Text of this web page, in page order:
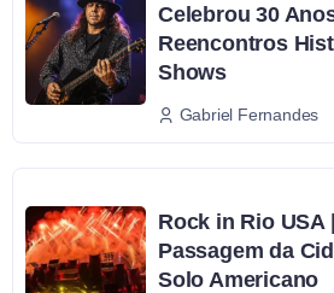
Celebrou 30
Reencontros
Shows
Gabriel Fernandes
Rock in Rio USA
Passagem da
Solo Americano